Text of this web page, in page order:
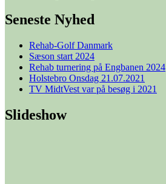
Seneste Nyhed
Rehab-Golf Danmark
Sæson start 2024
Rehab turnering på Engbanen 2024
Holstebro Onsdag 21.07.2021
TV MidtVest var på besøg i 2021
Slideshow